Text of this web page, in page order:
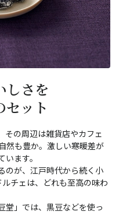
しさを
セット
その周辺は雑貨店やカフェ
然も豊か。激しい寒暖差が
ます。
のが、江戸時代から続く小
チェは、どれも至高の味わ
堂」では、黒豆などを使っ